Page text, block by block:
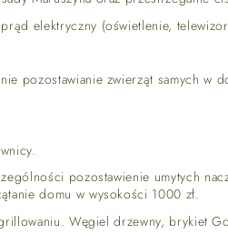
elektryczny (oświetlenie,
pozostawianie zwierząt samych
pozostawienie umytych
domu w wysokości 1000 zł.
Węgiel drzewny, brykiet